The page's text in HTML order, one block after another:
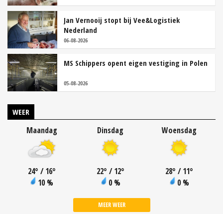
Jan Vernooij stopt bij Vee&Logistiek
Nederland
06-08-2026
MS Schippers opent eigen vestiging in Polen
05-08-2026
WEER
Maandag
24° / 16°
10 %
Dinsdag
22° / 12°
0 %
Woensdag
28° / 11°
0 %
MEER WEER